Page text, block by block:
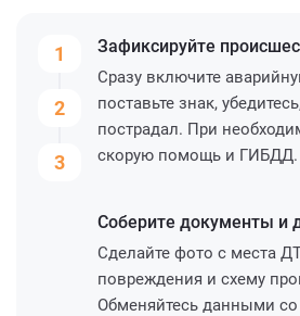
1
2
3
Зафиксируйте
Сразу включите
поставьте знак,
пострадал. При
скорую помощь и ГИБДД.
Соберите документы и
Сделайте фото с места
повреждения и схему
Обменяйтесь данными